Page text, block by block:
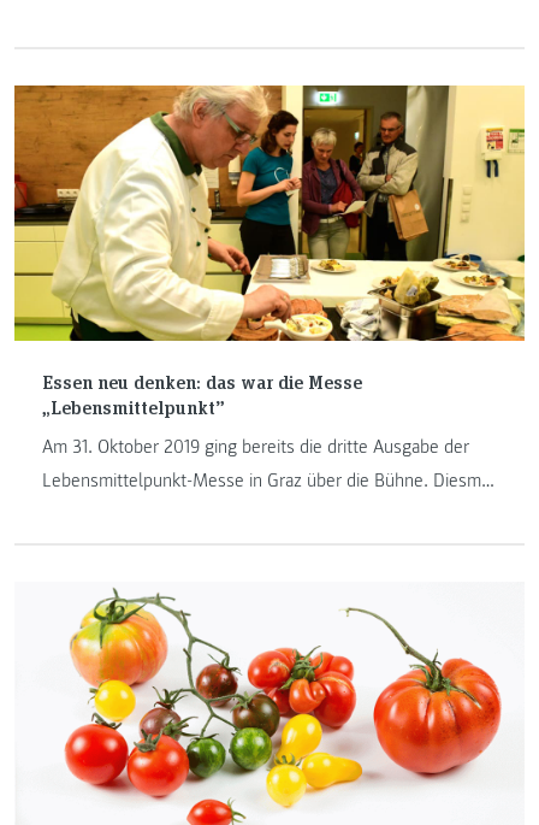
Essen neu denken: das war die Messe
„Lebensmittelpunkt”
Am 31. Oktober 2019 ging bereits die dritte Ausgabe der
Lebensmittelpunkt-Messe in Graz über die Bühne. Diesmal